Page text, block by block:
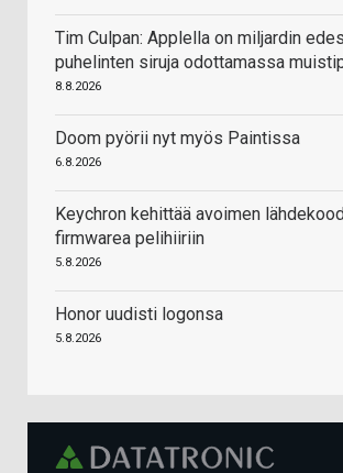
Tim Culpan: Applella on miljardin
puhelinten siruja odottamassa
8.8.2026
Doom pyörii nyt myös Paintissa
6.8.2026
Keychron kehittää avoimen
firmwarea pelihiiriin
5.8.2026
Honor uudisti logonsa
5.8.2026